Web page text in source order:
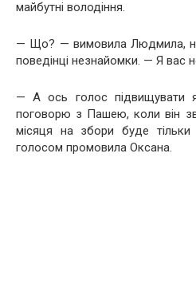
майбутні володіння.
— Що? — вимовила Людмила,
поведінці незнайомки. — Я вас
— А ось голос
поговорю з Пашею, коли він
місяця на збори буде
голосом промовила Оксана.